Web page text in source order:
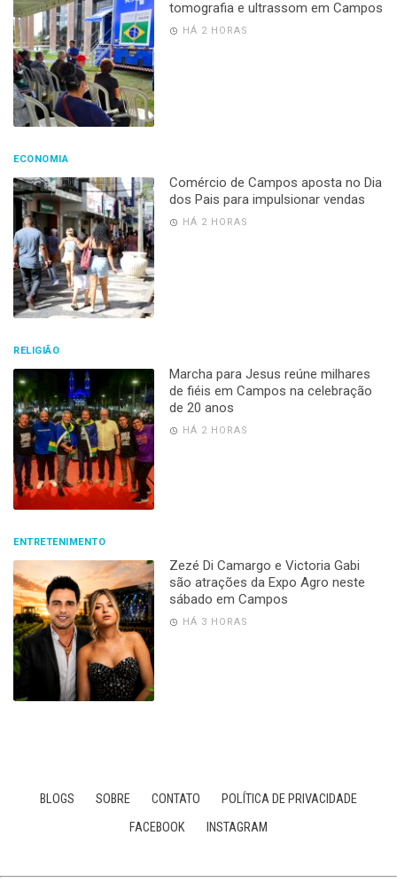
tomografia e ultrassom em Campos
HÁ 2 HORAS
ECONOMIA
Comércio de Campos aposta no Dia
dos Pais para impulsionar vendas
HÁ 2 HORAS
RELIGIÃO
Marcha para Jesus reúne milhares
de fiéis em Campos na celebração
de 20 anos
HÁ 2 HORAS
ENTRETENIMENTO
Zezé Di Camargo e Victoria Gabi
são atrações da Expo Agro neste
sábado em Campos
HÁ 3 HORAS
BLOGS SOBRE CONTATO
POLÍTICA DE PRIVACIDADE
FACEBOOK
INSTAGRAM